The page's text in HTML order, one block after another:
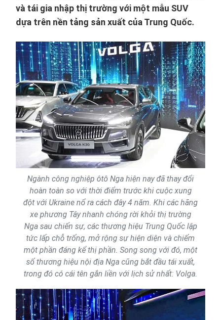
và tái gia nhập thị trường với một mẫu SUV
dựa trên nền tảng sản xuất của Trung Quốc.
Ngành công nghiệp ôtô Nga hiện nay đã thay đổi
hoàn toàn so với thời điểm trước khi cuộc xung
đột với Ukraine nổ ra cách đây 4 năm. Khi các hãng
xe phương Tây nhanh chóng rời khỏi thị trường
Nga sau chiến sự, các thương hiệu Trung Quốc lập
tức lấp chỗ trống, mở rộng sự hiện diện và chiếm
một phần đáng kể thị phần. Song song với đó, một
số thương hiệu nội địa Nga cũng bắt đầu tái xuất,
trong đó có cái tên gắn liền với lịch sử nhất: Volga.